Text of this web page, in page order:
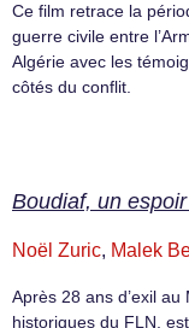
Ce film retrace la
guerre civile entre
Algérie avec les
côtés du conflit.
Boudiaf, un
Noël Zuric, Malek
Après 28 ans d’exil
historiques du FLN,